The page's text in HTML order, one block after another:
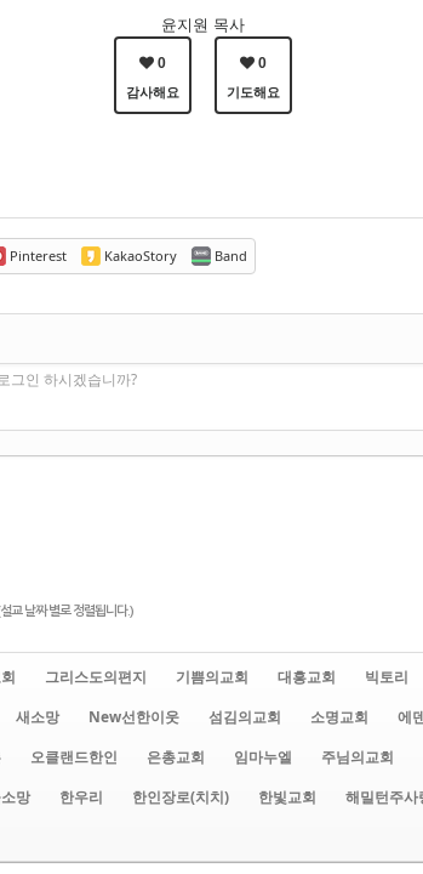
윤지원 목사
0
감사해요
0
기도해요
Pinterest KakaoStory Band
그인 하시겠습니까?
교 날짜 별로 정렬됩니다.)
그리스도의편지 기쁨의교회 대흥교회 빅토리
새소망 New선한이웃 섬김의교회 소명교회 에
오클랜드한인 은총교회 임마누엘 주님의교회
망 한우리 한인장로(치치) 한빛교회 해밀턴주사